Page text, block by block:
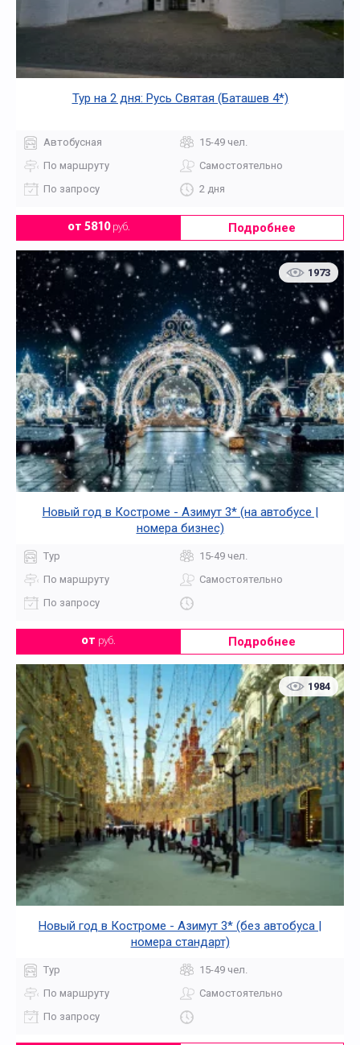
Тур на 2 дня: Русь Святая (Баташев 4*)
Автобусная
15-49 чел.
По маршруту
Самостоятельно
По запросу
2 дня
от 5810руб. Подробнее
1973
Новый год в Костроме - Азимут 3* (на автобусе |
номера бизнес)
Тур
15-49 чел.
По маршруту
Самостоятельно
По запросу
от руб. Подробнее
1984
Новый год в Костроме - Азимут 3* (без автобуса |
номера стандарт)
Тур
15-49 чел.
По маршруту
Самостоятельно
По запросу